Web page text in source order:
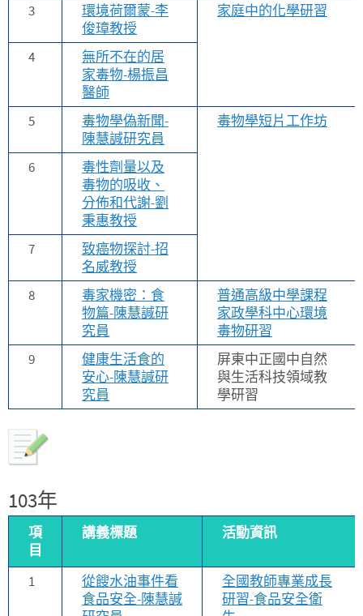
3
環境荷爾蒙-李
俊璋教授
家庭中的化學研習
4
無所不在的居
家毒物-楊振昌
醫師
5
毒物學偽新聞-
陳慧諴研究員
毒物學短片工作坊
6
毒性劑量以及
毒物的吸收、
分佈和代謝-劉
秉惠教授
7
致癌物探討-招
名威教授
8
毒家機密：食
物篇-陳慧諴研
究員
普通高級中學課程
家政學科中心環境
毒物研習
9
健康生活食的
安心-陳慧諴研
究員
屏東中正國中自然
與生活科技領域教
學研習
103年
項
目
講義標題 活動資訊
1
從餿水油事件看
食品安全-陳慧諴
全國教師專業成長
研習-食品安全衛